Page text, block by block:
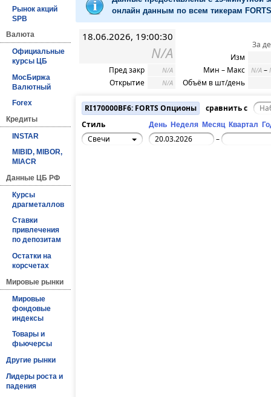
Рынок акций
SPB
Валюта
Официальные
курсы ЦБ
МосБиржа
Валютный
Forex
Кредиты
INSTAR
MIBID, MIBOR,
MIACR
Данные ЦБ РФ
Курсы
драгметаллов
Ставки
привлечения
по депозитам
Остатки на
корсчетах
Мировые рынки
Мировые
фондовые
индексы
Товары и
фьючерсы
Другие рынки
Лидеры роста и
падения
онлайн данным по всем тикерам
18.06.2026, 19:00:30
N/A
Пред закр N/A
Открытие N/A
За
Изм
Мин – Макс
N/A –
Объём в шт/день
RI170000BF6: FORTS Опционы
сравнить с
Стиль
День Неделя Месяц Квартал
Свечи –